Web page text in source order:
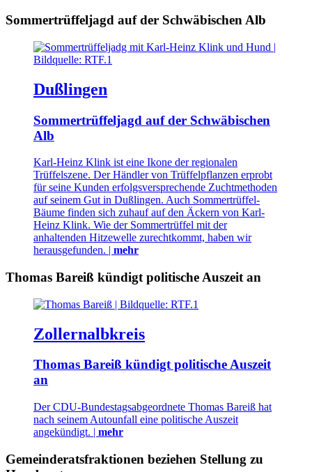
Sommertrüffeljagd auf der Schwäbischen Alb
Dußlingen
Sommertrüffeljagd auf der Schwäbischen
Alb
Karl-Heinz Klink ist eine Ikone der regionalen
Trüffelszene. Der Händler von Trüffelpflanzen erprobt
für seine Kunden erfolgsversprechende Zuchtmethoden
auf seinem Gut in Dußlingen. Auch Sommertrüffel-
Bäume finden sich zuhauf auf den Äckern von Karl-
Heinz Klink. Wie der Sommertrüffel mit der
anhaltenden Hitzewelle zurechtkommt, haben wir
herausgefunden. | mehr
Thomas Bareiß kündigt politische Auszeit an
Zollernalbkreis
Thomas Bareiß kündigt politische Auszeit
an
Der CDU-Bundestagsabgeordnete Thomas Bareiß hat
nach seinem Autounfall eine politische Auszeit
angekündigt. | mehr
Gemeinderatsfraktionen beziehen Stellung zu